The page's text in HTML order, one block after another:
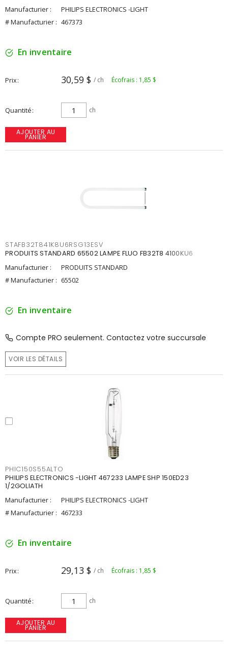
Manufacturier :
PHILIPS ELECTRONICS -LIGHT
# Manufacturier : 467373
En inventaire
Prix 30,59 $ / ch Écofrais : 1,85 $
Quantité ch
AJOUTER AU
PANIER
STAFB32T841K8U6RSG13ESV
PRODUITS STANDARD 65502 LAMPE FLUO FB32T8 4100KU6
Manufacturier :
PRODUITS STANDARD
# Manufacturier : 65502
En inventaire
Compte PRO seulement. Contactez votre succursale
VOIR LES DÉTAILS
PHIC150S55ALTO
PHILIPS ELECTRONICS -LIGHT 467233 LAMPE SHP 150ED23
1/2GOLIATH
Manufacturier :
PHILIPS ELECTRONICS -LIGHT
# Manufacturier : 467233
En inventaire
Prix 29,13 $ / ch Écofrais : 1,85 $
Quantité ch
AJOUTER AU
PANIER